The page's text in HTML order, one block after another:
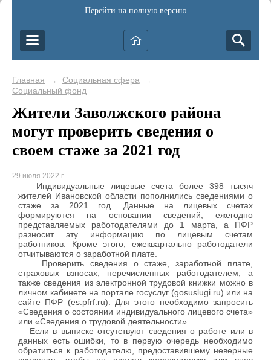
Перейти на полную версию
Главная → Социальная сфера →
Социальный фонд
Жители Заволжского района
могут проверить сведения о
своем стаже за 2021 год
29 июля 2022 г.
Индивидуальные лицевые счета более 398 тысяч
жителей Ивановской области пополнились сведениями о
стаже за 2021 год. Данные на лицевых счетах
формируются на основании сведений, ежегодно
представляемых работодателями до 1 марта, а ПФР
разносит эту информацию по лицевым счетам
работников. Кроме этого, ежеквартально работодатели
отчитываются о заработной плате.
Проверить сведения о стаже, заработной плате,
страховых взносах, перечисленных работодателем, а
также сведения из электронной трудовой книжки можно в
личном кабинете на портале госуслуг (gosuslugi.ru) или на
сайте ПФР (es.pfrf.ru). Для этого необходимо запросить
«Сведения о состоянии индивидуального лицевого счета»
или «Сведения о трудовой деятельности».
Если в выписке отсутствуют сведения о работе или в
данных есть ошибки, то в первую очередь необходимо
обратиться к работодателю, предоставившему неверные